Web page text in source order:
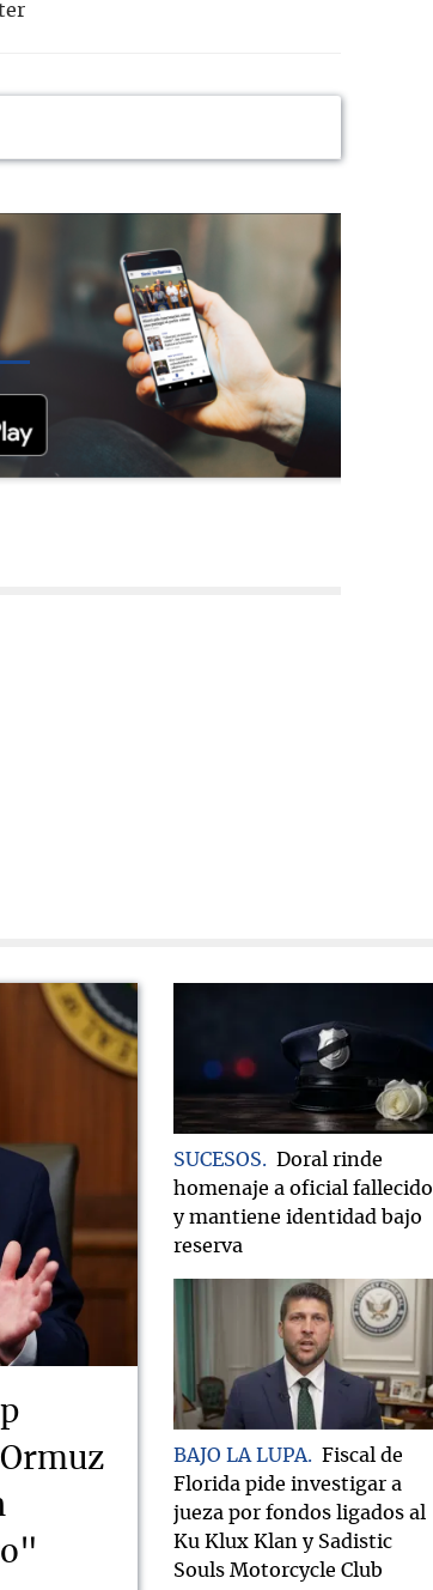
SUCESOS
Doral rinde
homenaje a oficial fallecido
y mantiene identidad bajo
reserva
BAJO LA LUPA
Fiscal de
Florida pide investigar a
jueza por fondos ligados al
Ku Klux Klan y Sadistic
Souls Motorcycle Club